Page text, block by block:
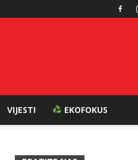
VIJESTI EKOFOKUS